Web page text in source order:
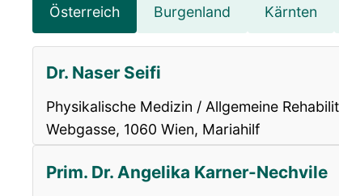
Österreich Burgenland Kärnten
Dr. Naser Seifi
Physikalische Medizin / Allgemeine
Webgasse, 1060 Wien, Mariahilf
Prim. Dr. Angelika Karner-Nechvile